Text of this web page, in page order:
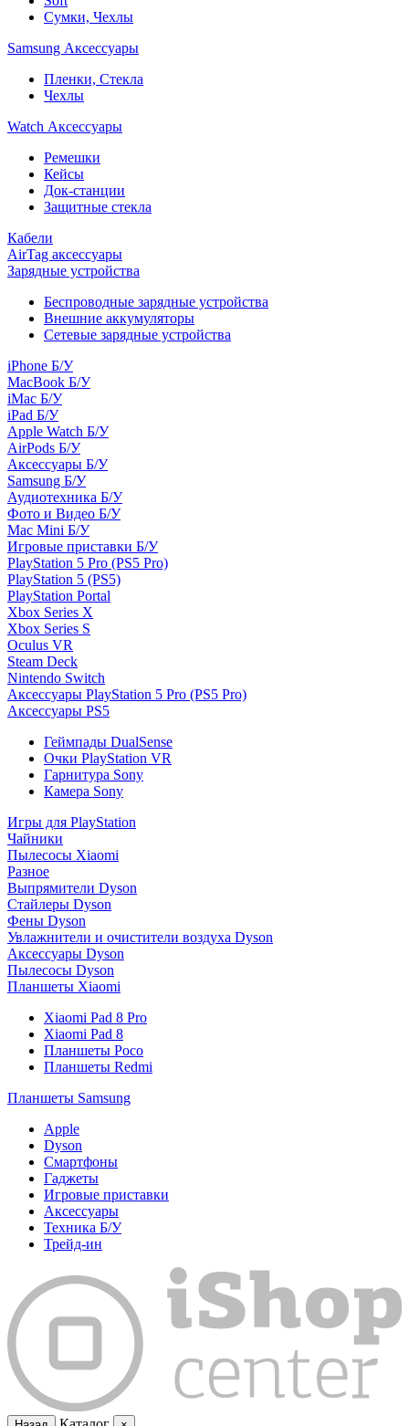
Сумки, Чехлы
Samsung Аксессуары
Пленки, Стекла
Чехлы
Watch Аксессуары
Ремешки
Кейсы
Док-станции
Защитные стекла
Кабели
AirTag аксессуары
Зарядные устройства
Беспроводные зарядные устройства
Внешние аккумуляторы
Сетевые зарядные устройства
iPhone Б/У
MacBook Б/У
iMac Б/У
iPad Б/У
Apple Watch Б/У
AirPods Б/У
Аксессуары Б/У
Samsung Б/У
Аудиотехника Б/У
Фото и Видео Б/У
Mac Mini Б/У
Игровые приставки Б/У
PlayStation 5 Pro (PS5 Pro)
PlayStation 5 (PS5)
PlayStation Portal
Xbox Series X
Xbox Series S
Oculus VR
Steam Deck
Nintendo Switch
Аксессуары PlayStation 5 Pro (PS5 Pro)
Аксессуары PS5
Геймпады DualSense
Очки PlayStation VR
Гарнитура Sony
Камера Sony
Игры для PlayStation
Чайники
Пылесосы Xiaomi
Разное
Выпрямители Dyson
Стайлеры Dyson
Фены Dyson
Увлажнители и очистители воздуха Dyson
Аксессуары Dyson
Пылесосы Dyson
Планшеты Xiaomi
Xiaomi Pad 8 Pro
Xiaomi Pad 8
Планшеты Poco
Планшеты Redmi
Планшеты Samsung
Apple
Dyson
Смартфоны
Гаджеты
Игровые приставки
Аксессуары
Техника Б/У
Трейд-ин